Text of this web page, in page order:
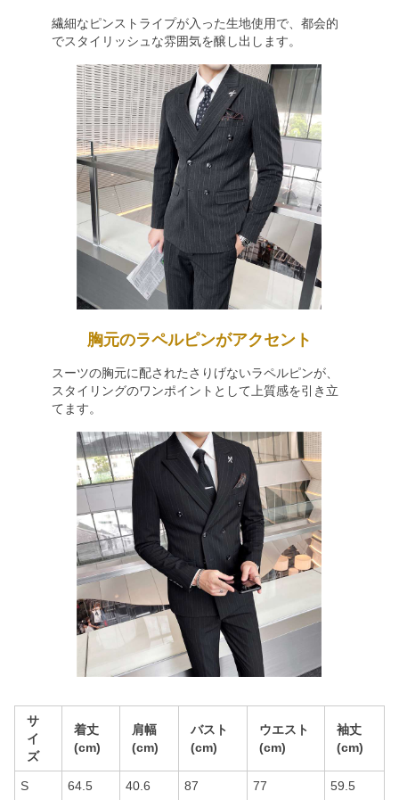
繊細なピンストライプが入った生地使用で、都会的
でスタイリッシュな雰囲気を醸し出します。
胸元のラペルピンがアクセント
スーツの胸元に配されたさりげないラペルピンが、
スタイリングのワンポイントとして上質感を引き立
てます。
サ
イ
ズ
着丈
(cm)
肩幅
(cm)
バスト
(cm)
ウエスト
(cm)
袖丈
(cm)
S 64.5 40.6 87 77 59.5